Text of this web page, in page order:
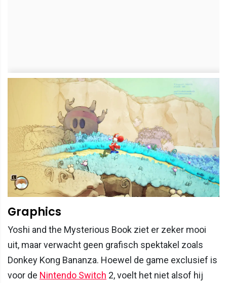
Graphics
Yoshi and the Mysterious Book ziet er zeker mooi
uit, maar verwacht geen grafisch spektakel zoals
Donkey Kong Bananza. Hoewel de game exclusief is
voor de Nintendo Switch 2, voelt het niet alsof hij